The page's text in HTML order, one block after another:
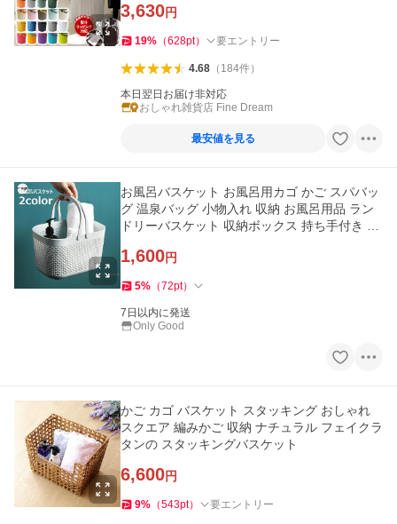
3,630円
19% （628pt） 要エントリー
4.68（ 184件）
本日翌日お届け非対応
おしゃれ雑貨店 Fine Dream
最安値を見る
お風呂バスケット お風呂用カゴ かご スパバッ
グ 温泉バッグ 小物入れ 収納 お風呂用品 ラン
ドリーバスケット 収納ボックス 持ち手付き 持
1,600円
5% （72pt）
7日以内に発送
Only Good
かご カゴ バスケット スタッキング おしゃれ
スクエア 編みかご 収納 ナチュラル フェイクラ
タンの スタッキングバスケット
6,600円
9% （543pt） 要エントリー